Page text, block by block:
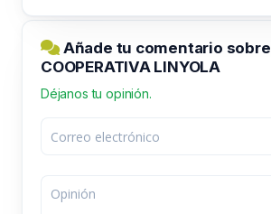
Añade tu comentario sobre
COOPERATIVA LINYOLA
Déjanos tu opinión.